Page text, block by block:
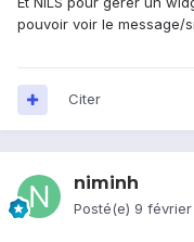
pouvoir voir le message/
Citer
niminh
Posté(e) 9 février